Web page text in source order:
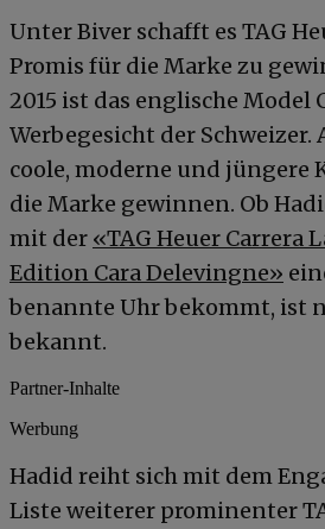
Unter Biver schafft es TAG
Promis für die Marke zu
2015 ist das englische Model
Werbegesicht der Schweizer.
coole, moderne und jüngere
die Marke gewinnen. Ob
mit der «TAG Heuer Carrera
Edition Cara Delevingne»
benannte Uhr bekommt, ist
bekannt.
Partner-Inhalte
Werbung
Hadid reiht sich mit dem
Liste weiterer prominenter